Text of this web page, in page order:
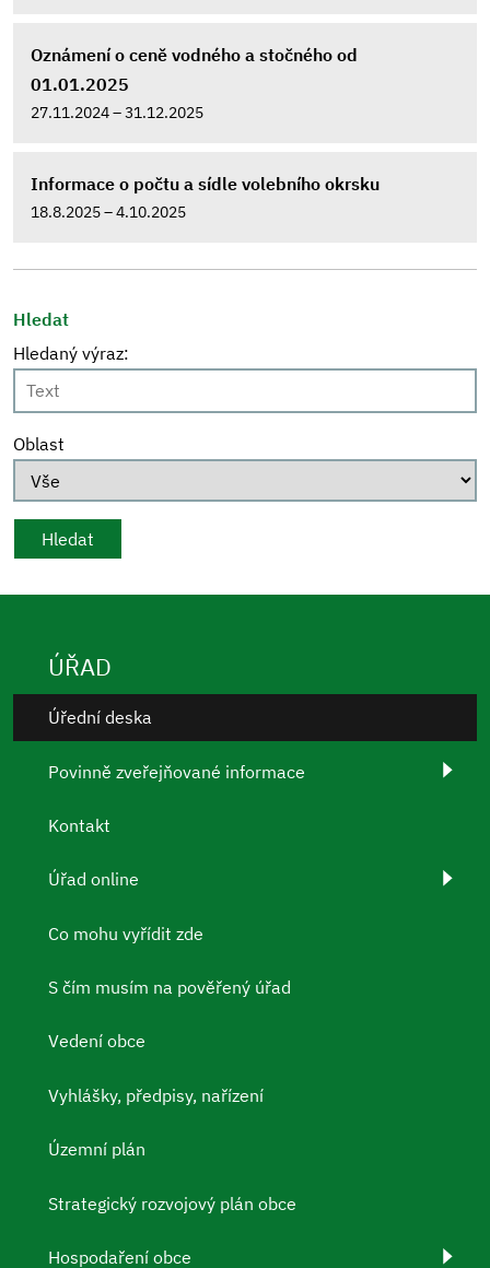
Oznámení o ceně vodného a stočného od
01.01.2025
27.11.2024 – 31.12.2025
Informace o počtu a sídle volebního okrsku
18.8.2025 – 4.10.2025
Hledat
Hledaný výraz:
Oblast
ÚŘAD
Úřední deska
Povinně zveřejňované informace
Kontakt
Úřad online
Co mohu vyřídit zde
S čím musím na pověřený úřad
Vedení obce
Vyhlášky, předpisy, nařízení
Územní plán
Strategický rozvojový plán obce
Hospodaření obce